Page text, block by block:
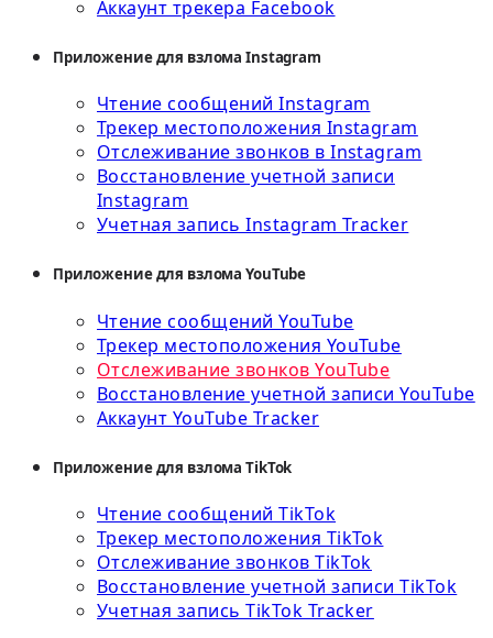
Аккаунт трекера Facebook
Приложение для взлома Instagram
Чтение сообщений Instagram
Трекер местоположения Instagram
Отслеживание звонков в Instagram
Восстановление учетной записи
Instagram
Учетная запись Instagram Tracker
Приложение для взлома YouTube
Чтение сообщений YouTube
Трекер местоположения YouTube
Отслеживание звонков YouTube
Восстановление учетной записи YouTube
Аккаунт YouTube Tracker
Приложение для взлома TikTok
Чтение сообщений TikTok
Трекер местоположения TikTok
Отслеживание звонков TikTok
Восстановление учетной записи TikTok
Учетная запись TikTok Tracker